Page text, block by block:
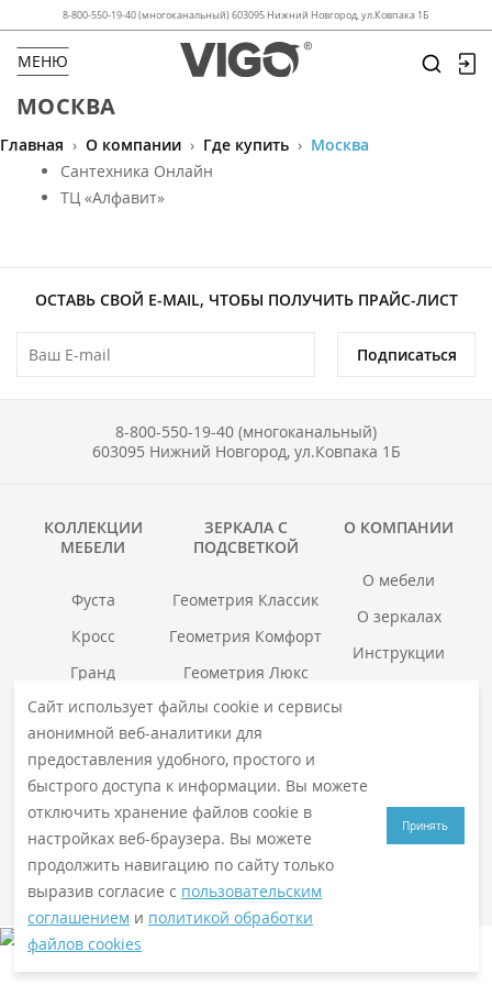
8-800-550-19-40 (многоканальный) 603095 Нижний Новгород, ул.Ковпака 1Б
МЕНЮ
МОСКВА
Главная › О компании › Где купить › Москва
Сантехника Онлайн
ТЦ «Алфавит»
ОСТАВЬ СВОЙ E-MAIL, ЧТОБЫ ПОЛУЧИТЬ ПРАЙС-ЛИСТ
Подписаться
8-800-550-19-40 (многоканальный)
603095 Нижний Новгород, ул.Ковпака 1Б
КОЛЛЕКЦИИ
МЕБЕЛИ
Фуста
Кросс
Гранд
Хоска
Смотреть все →
ЗЕРКАЛА С
ПОДСВЕТКОЙ
Геометрия Классик
Геометрия Комфорт
Геометрия Люкс
Геометрия Медиа
войс
Смотреть все →
О КОМПАНИИ
О мебели
О зеркалах
Инструкции
© 2026VIGO. Все права защищены
Политика конфиденциальности
Принять
Сайт использует файлы cookie и сервисы
анонимной веб-аналитики для
предоставления удобного, простого и
быстрого доступа к информации. Вы можете
отключить хранение файлов cookie в
настройках веб-браузера. Вы можете
продолжить навигацию по сайту только
выразив согласие с пользовательским
соглашением и политикой обработки
файлов cookies